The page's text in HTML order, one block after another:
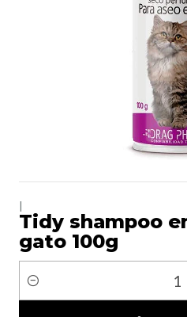
Tidy shampoo
gato 100g
Cantidad